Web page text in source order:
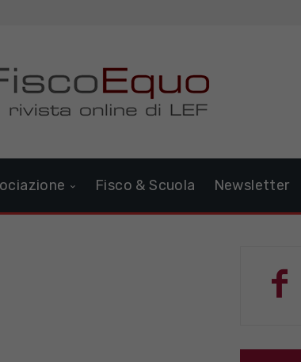
Fisco & Scuola Newsletter